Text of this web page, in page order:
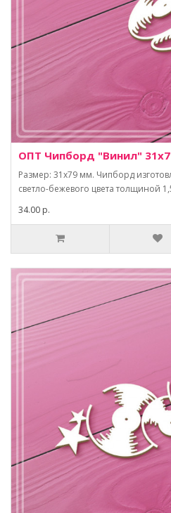
ОПТ Чипборд "Винил"
Размер: 31х79 мм. Чипборд
светло-бежевого цвета толщиной
34.00 р.